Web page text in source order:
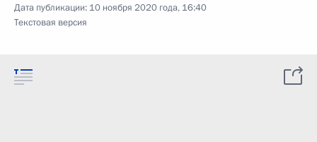
Дата публикации: 10 ноября 2020 года, 16:40
Текстовая версия